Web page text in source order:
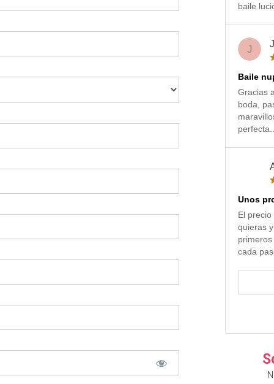
baile
J
Baile
Gracias
boda,
Unos
El
quieras
cada